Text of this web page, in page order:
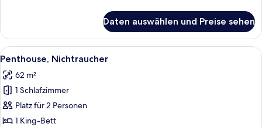
Nichtraucher
Daten auswählen und Preise sehen
Alle
Fotos
für
Penthouse,
Nichtraucher
anzeigen
Ein modernes Wohnzimmer mit
5
Penthouse, Nichtraucher
62 m²
1 Schlafzimmer
Platz für 2 Personen
1 King-Bett